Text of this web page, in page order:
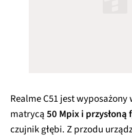
Realme C51 jest
matrycą50 Mpix i przysłoną
czujnik głębi. Z przodu